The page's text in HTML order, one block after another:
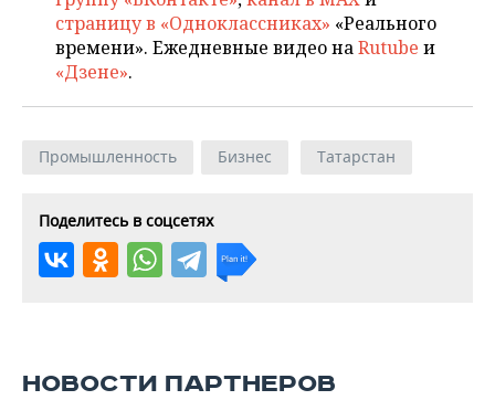
страницу в «Одноклассниках» «Реального
времени». Ежедневные видео наRutube и
«Дзене».
Промышленность Бизнес Татарстан
Поделитесь в соцсетях
НОВОСТИ ПАРТНЕРОВ